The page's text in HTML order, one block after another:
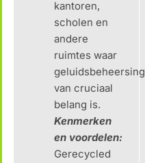
kantoren,
scholen en
andere
ruimtes waar
geluidsbeheersing
van cruciaal
belang is.
Kenmerken
en voordelen:
Gerecycled